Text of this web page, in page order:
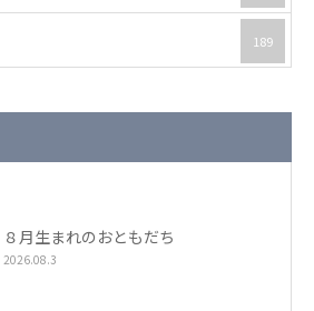
189
８月生まれのおともだち
2026.08.3